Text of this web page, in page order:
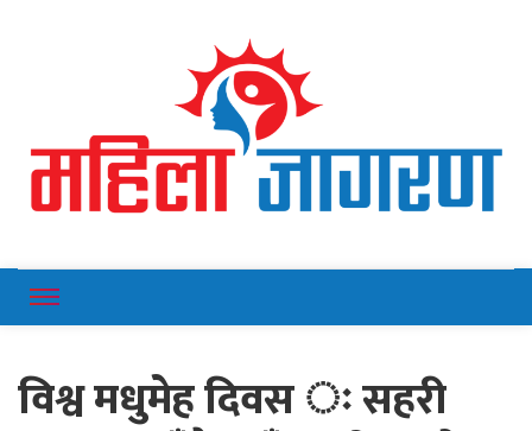
Mahilajagaran
विश्व मधुमेह दिवस ः सहरी